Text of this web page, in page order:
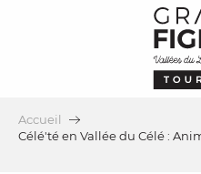
Accueil
Célé'té en Vallée du Célé :